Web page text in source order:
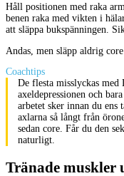
Håll positionen med raka
benen raka med vikten i
att släppa bukspänningen.
Andas, men släpp aldrig core
Coachtips
De flesta misslyckas
axeldepressionen och
arbetet sker innan du ens
axlarna så långt från
sedan core. Får du den
naturligt.
Tränade muskler